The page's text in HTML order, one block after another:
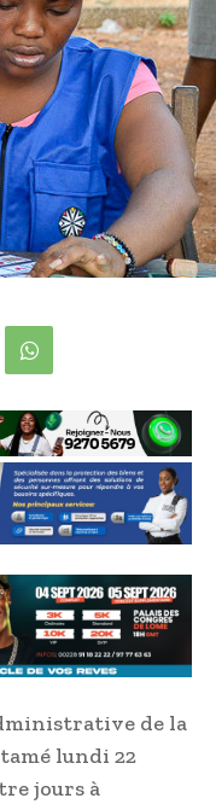
de la
lundi 22
jours à